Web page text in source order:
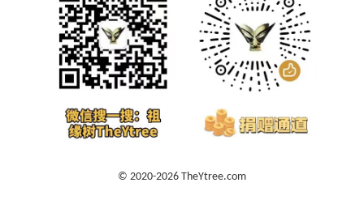
© 2020-2026 TheYtree.com